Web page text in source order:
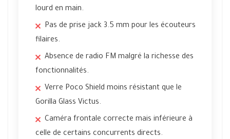
lourd en main.
Pas de prise jack 3.5 mm pour les écouteurs
filaires.
Absence de radio FM malgré la richesse des
fonctionnalités.
Verre Poco Shield moins résistant que le
Gorilla Glass Victus.
Caméra frontale correcte mais inférieure à
celle de certains concurrents directs.